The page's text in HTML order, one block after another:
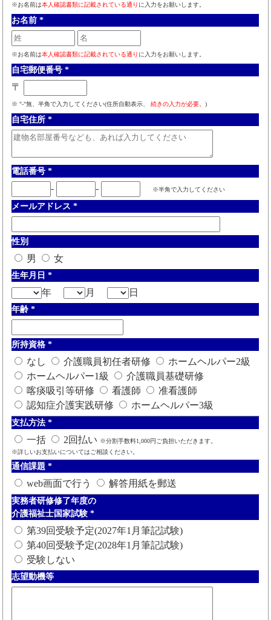
※お名前は本人確認書類に記載されている通り に入力をお願いします。
お名前 *
※お名前は本人確認書類に記載されている通り に入力をお願いします。
自宅郵便番号 *
〒
※ "-"無、半角で入力してください(住所自動表示、 続きの入力が必要。 )
自宅住所 *
電話番号 *
- - ※半角で入力してください
メールアドレス *
性別
男 女
生年月日 *
年 月 日
年齢 *
所持資格 *
なし 介護職員初任者研修
ホームヘルパー2級
ホームヘルパー1級
介護職員基礎研修
喀痰吸引等研修
看護師
准看護師
認知症介護実践研修
ホームヘルパー3級
支払方法 *
一括 2回払い ※分割手数料1,000円ご負担いただきます。
※詳しいお支払いについてはご相談ください。
通信課題 *
web画面で行う 解答用紙を郵送
実務者研修修了年度の
介護福祉士国家試験 *
第39回受験予定(2027年1月筆記試験)
第40回受験予定(2028年1月筆記試験)
受験しない
志望動機等